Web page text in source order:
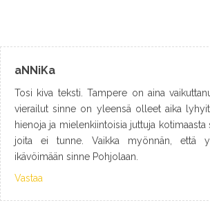
aNNiKa
Tosi kiva teksti. Tampere on aina
vierailut sinne on yleensä olleet aika
hienoja ja mielenkiintoisia juttuja
joita ei tunne. Vaikka myönnän, että
ikävöimään sinne Pohjolaan.
Vastaa